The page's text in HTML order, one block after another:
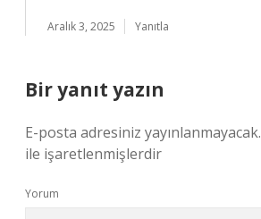
Aralık 3, 2025 Yanıtla
Bir yanıt yazın
E-posta adresiniz yayınlanmayacak.
ile işaretlenmişlerdir
Yorum